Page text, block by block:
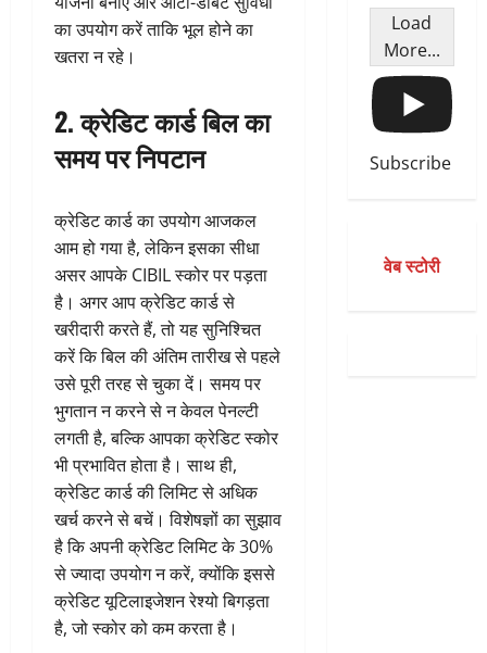
का उपयोग करें ताकि भूल होने का
खतरा न रहे।
2. क्रेडिट कार्ड बिल का
समय पर निपटान
क्रेडिट कार्ड का उपयोग आजकल
आम हो गया है, लेकिन इसका सीधा
असर आपके CIBIL स्कोर पर पड़ता
है। अगर आप क्रेडिट कार्ड से
खरीदारी करते हैं, तो यह सुनिश्चित
करें कि बिल की अंतिम तारीख से पहले
उसे पूरी तरह से चुका दें। समय पर
भुगतान न करने से न केवल पेनल्टी
लगती है, बल्कि आपका क्रेडिट स्कोर
भी प्रभावित होता है। साथ ही,
क्रेडिट कार्ड की लिमिट से अधिक
खर्च करने से बचें। विशेषज्ञों का सुझाव
है कि अपनी क्रेडिट लिमिट के 30%
से ज्यादा उपयोग न करें, क्योंकि इससे
क्रेडिट यूटिलाइजेशन रेश्यो बिगड़ता
है, जो स्कोर को कम करता है।
Load
More...
Subscribe
वेब स्टोरी